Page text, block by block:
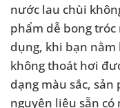
nước lau chùi
phẩm dễ bong
dụng, khi bạn nằm
không thoát hơi
dạng màu sắc,
nguyên liệu sẵn